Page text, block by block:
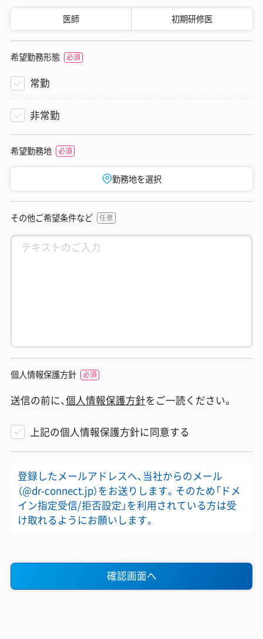
医師 初期研修医
希望勤務形態
常勤
非常勤
希望勤務地
勤務地を選択
その他ご希望条件など
個人情報保護方針
送信の前に、個人情報保護方針をご一読ください。
上記の個人情報保護方針に同意する
登録したメールアドレスへ、当社からのメール
（@dr-connect.jp）をお送りします。そのため「ドメ
イン指定受信/拒否設定」を利用されている方は受
け取れるようにお願いします。
確認画面へ